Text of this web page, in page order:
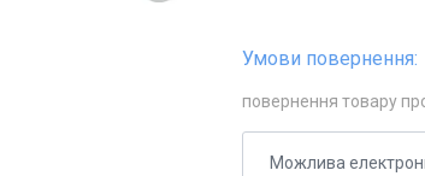
повернення товару